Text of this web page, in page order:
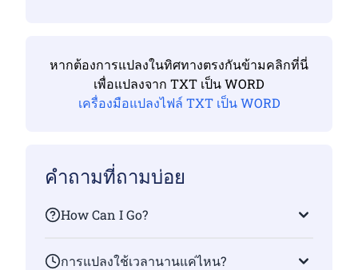
หากต้องการแปลงในทิศทางตรงกันข้ามคลิกที่นี่
เพื่อแปลงจาก TXT เป็น WORD
เครื่องมือแปลงไฟล์ TXT เป็น WORD
คำถามที่ถามบ่อย
How Can I Go?
การแปลงใช้เวลานานแค่ไหน?